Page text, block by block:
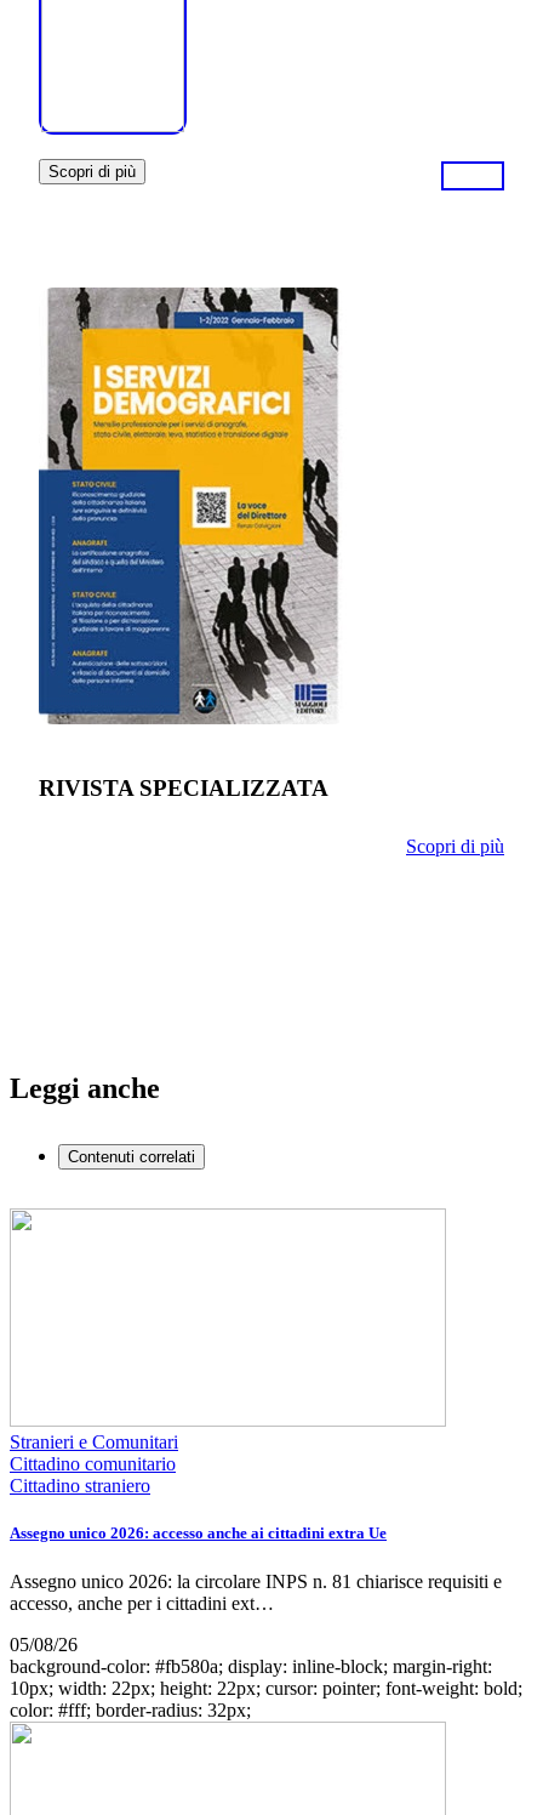
Scopri di più
RIVISTA SPECIALIZZATA
Scopri di più
Leggi anche
Contenuti correlati
Stranieri e Comunitari
Cittadino comunitario
Cittadino straniero
Assegno unico 2026: accesso anche ai cittadini extra Ue
Assegno unico 2026: la circolare INPS n. 81 chiarisce requisiti e
accesso, anche per i cittadini ext…
05/08/26
background-color: #fb580a; display: inline-block; margin-right:
10px; width: 22px; height: 22px; cursor: pointer; font-weight: bold;
color: #fff; border-radius: 32px;